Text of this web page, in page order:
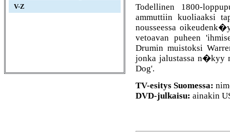
V-Z
Todellinen 1800-
ammuttiin kuoliaaksi
nousseessa
vetoavan puheen
Drumin muistoksi
jonka jalustassa n�kyy
Dog'.
TV-esitys Suomessa:
DVD-julkaisu: ainakin